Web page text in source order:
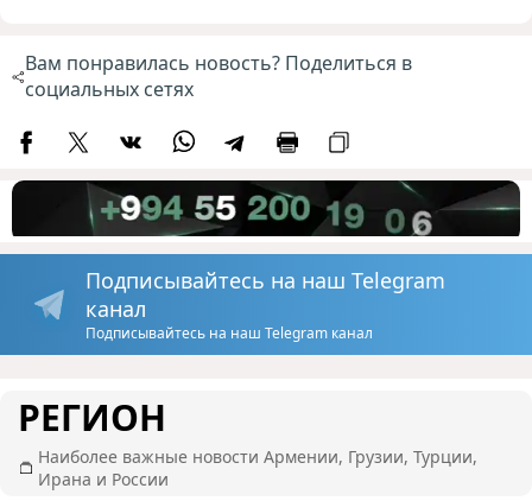
Вам понравилась новость? Поделиться в
социальных сетях
Подписывайтесь на наш Telegram
канал
Подписывайтесь на наш Telegram канал
РЕГИОН
Наиболее важные новости Армении, Грузии, Турции,
Ирана и России